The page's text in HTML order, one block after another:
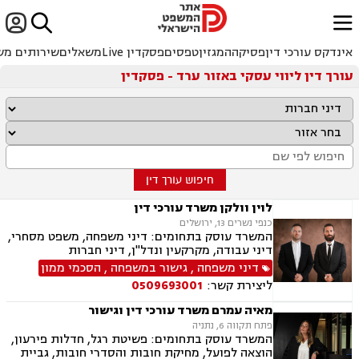

ﱐ
אינדקס עורכי דיןפסיקההמגזיןטפסיםפסקדין Live משאליםשירותים
עורך דין ליווי עסקי באזור ערד - פסקדין
חיפוש עורך דין
לוין וולקן משרד עורכי דין
כנפי נשרים 13, ירושלים
המשרד עוסק בתחומים: דיני משפחה, משפט מסחרי,
דיני עבודה, מקרקעין ונדל"ן, דיני חברות
דיני משפחה ,גישור במשפחה , הסכמי ממון
ליצירת קשר: 0509693001
מאיה עמרם משרד עורכי דין וגישור
פתח תקווה 6, נתניה
המשרד עוסק בתחומים: פשיטת רגל, חדלות פירעון,
הוצאה לפועל, מחיקת חובות והסדרי חובות, גביית